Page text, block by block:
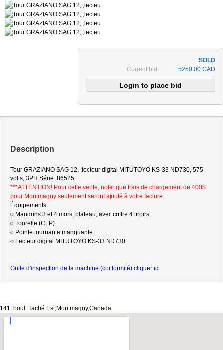
Current bid: 5250.00 CAD
Description
Tour GRAZIANO SAG 12, ;lecteur digital MITUTOYO KS-33 ND730, 575
volts, 3PH Série: 86525
***ATTENTION! Pour cette vente, noter que frais de chargement de 400$
pour Montmagny seulement seront ajouté à votre facture.
Équipements
o Mandrins 3 et 4 mors, plateau, avec coffre 4 tiroirs,
o Tourelle (CFP)
o Pointe tournante manquante
o Lecteur digital MITUTOYO KS-33 ND730
Grille d'inspection de la machine (conformité) cliquer ici
141, boul. Taché Est,Montmagny,Canada